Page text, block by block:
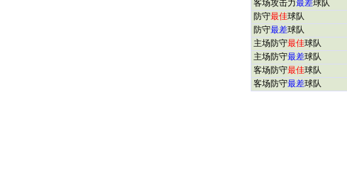
客场攻击力最差球队
防守最佳球队
防守最差球队
主场防守最佳球队
主场防守最差球队
客场防守最佳球队
客场防守最差球队